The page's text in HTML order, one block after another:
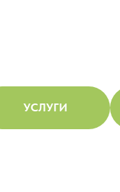
УСЛУГИ